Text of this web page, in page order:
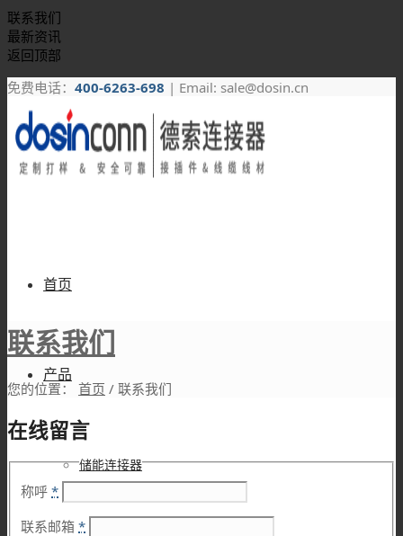
联系我们
最新资讯
返回顶部
免费电话： 400-6263-698 | Email: sale@dosin.cn
首页
产品
储能连接器
联系我们
您的位置： 首页 / 联系我们
在线留言
称呼*
联系邮箱*